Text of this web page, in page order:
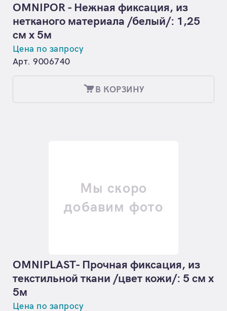
OMNIPOR - Нежная фиксация, из
нетканого материала /белый/: 1,25
см х 5м
Цена по запросу
Арт. 9006740
В КОРЗИНУ
Мы скоро
добавим фото
OMNIPLAST- Прочная фиксация, из
текстильной ткани /цвет кожи/: 5 см х
5м
Цена по запросу